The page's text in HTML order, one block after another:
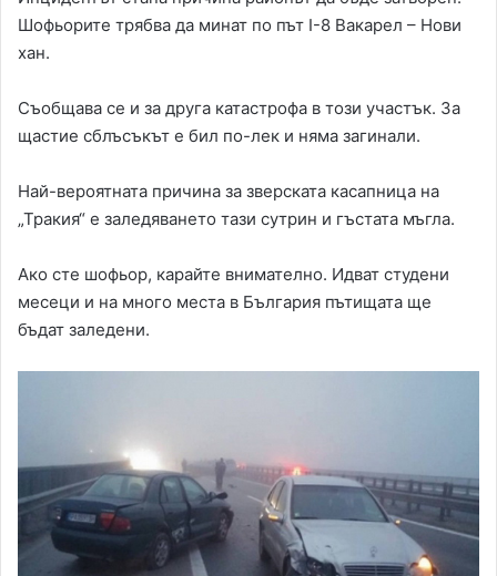
Шофьорите трябва да минат по път I-8 Вакарел – Нови
хан.
Съобщава се и за друга катастрофа в този участък. За
щастие сблъсъкът е бил по-лек и няма загинали.
Най-вероятната причина за зверската касапница на
„Тракия“ е заледяването тази сутрин и гъстата мъгла.
Ако сте шофьор, карайте внимателно. Идват студени
месеци и на много места в България пътищата ще
бъдат заледени.